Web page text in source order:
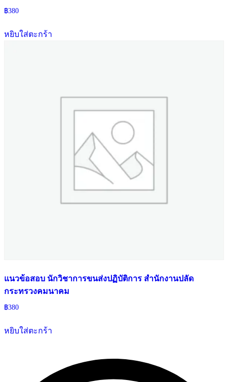
฿380
หยิบใส่ตะกร้า
แนวข้อสอบ นักวิชาการขนส่งปฏิบัติการ สำนักงานปลัด
กระทรวงคมนาคม
฿380
หยิบใส่ตะกร้า